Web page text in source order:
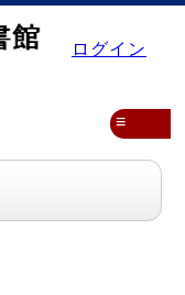
ログイン
≡